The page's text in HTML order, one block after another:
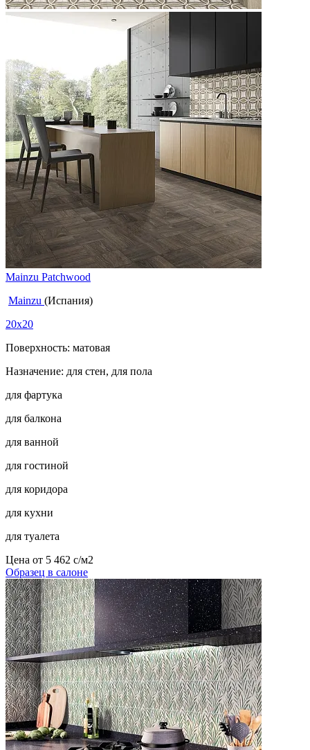
Mainzu Patchwood
Mainzu (Испания)
20x20
Поверхность: матовая
Назначение: для стен, для пола
для фартука
для балкона
для ванной
для гостиной
для коридора
для кухни
для туалета
Цена от 5 462 c/м2
Образец в салоне